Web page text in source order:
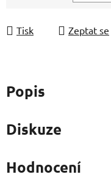
Tisk Zeptat se
Popis
Diskuze
Hodnocení